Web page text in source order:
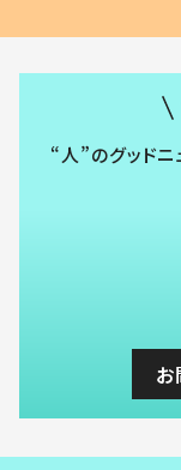
“人”のグッドニ